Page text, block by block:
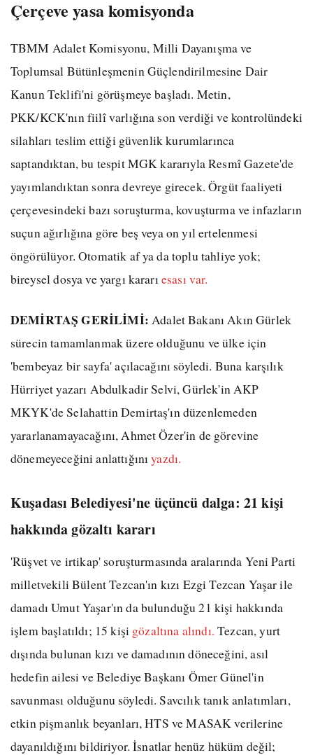
Çerçeve yasa komisyonda
TBMM Adalet Komisyonu, Milli Dayanışma ve
Toplumsal Bütünleşmenin Güçlendirilmesine Dair
Kanun Teklifi'ni görüşmeye başladı. Metin,
PKK/KCK'nın fiilî varlığına son verdiği ve kontrolündeki
silahları teslim ettiği güvenlik kurumlarınca
saptandıktan, bu tespit MGK kararıyla Resmî Gazete'de
yayımlandıktan sonra devreye girecek. Örgüt faaliyeti
çerçevesindeki bazı soruşturma, kovuşturma ve infazların
suçun ağırlığına göre beş veya on yıl ertelenmesi
öngörülüyor. Otomatik af ya da toplu tahliye yok;
bireysel dosya ve yargı kararıesası var.
DEMİRTAŞ GERİLİMİ: Adalet Bakanı Akın Gürlek
sürecin tamamlanmak üzere olduğunu ve ülke için
'bembeyaz bir sayfa' açılacağını söyledi. Buna karşılık
Hürriyet yazarı Abdulkadir Selvi, Gürlek'in AKP
MKYK'de Selahattin Demirtaş'ın düzenlemeden
yararlanamayacağını, Ahmet Özer'in de görevine
dönemeyeceğini anlattığınıyazdı.
Kuşadası Belediyesi'ne üçüncü dalga: 21 kişi
hakkında gözaltı kararı
'Rüşvet ve irtikap' soruşturmasında aralarında Yeni Parti
milletvekili Bülent Tezcan'ın kızı Ezgi Tezcan Yaşar ile
damadı Umut Yaşar'ın da bulunduğu 21 kişi hakkında
işlem başlatıldı; 15 kişi gözaltına alındı. Tezcan, yurt
dışında bulunan kızı ve damadının döneceğini, asıl
hedefin ailesi ve Belediye Başkanı Ömer Günel'in
savunması olduğunu söyledi. Savcılık tanık anlatımları,
etkin pişmanlık beyanları, HTS ve MASAK verilerine
dayanıldığını bildiriyor. İsnatlar henüz hüküm değil;